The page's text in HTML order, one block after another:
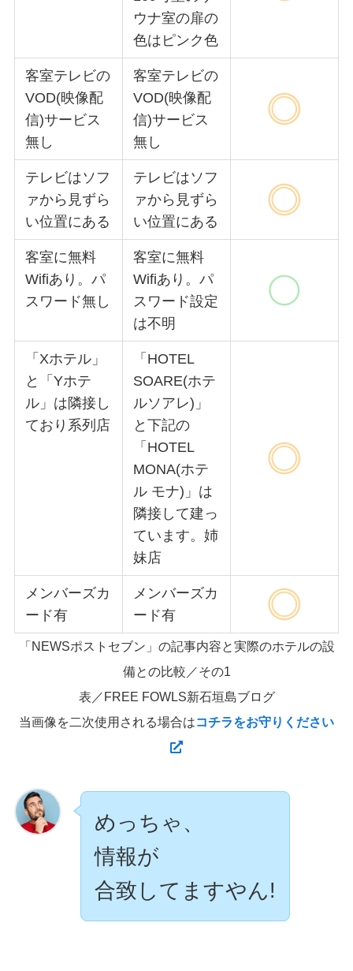
ウナ室の扉の
色はピンク色
客室テレビの
VOD(映像配
信)サービス
無し
客室テレビの
VOD(映像配
信)サービス
無し
テレビはソフ
ァから見ずら
い位置にある
テレビはソフ
ァから見ずら
い位置にある
客室に無料
Wifiあり。パ
スワード無し
客室に無料
Wifiあり。パ
スワード設定
は不明
「Xホテル」
と「Yホテ
ル」は隣接し
ており系列店
「HOTEL
SOARE(ホテ
ルソアレ)」
と下記の
「HOTEL
MONA(ホテ
ル モナ)」は
隣接して建っ
ています。姉
妹店
メンバーズカ
ード有
メンバーズカ
ード有
「NEWSポストセブン」の記事内容と実際のホテルの設
備との比較／その1
表／FREE FOWLS新石垣島ブログ
当画像を二次使用される場合はコチラをお守りください
めっちゃ、
情報が
合致してますやん!